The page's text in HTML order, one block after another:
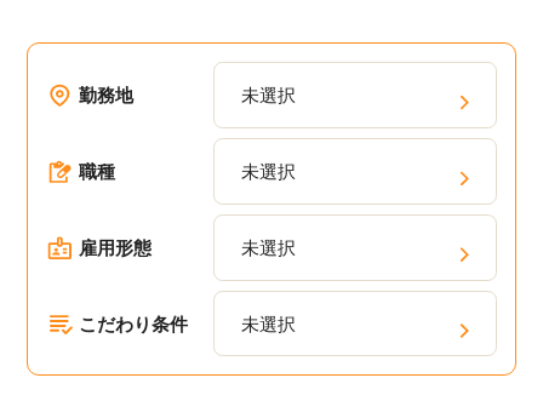
勤務地 未選択
職種 未選択
雇用形態 未選択
こだわり条件 未選択